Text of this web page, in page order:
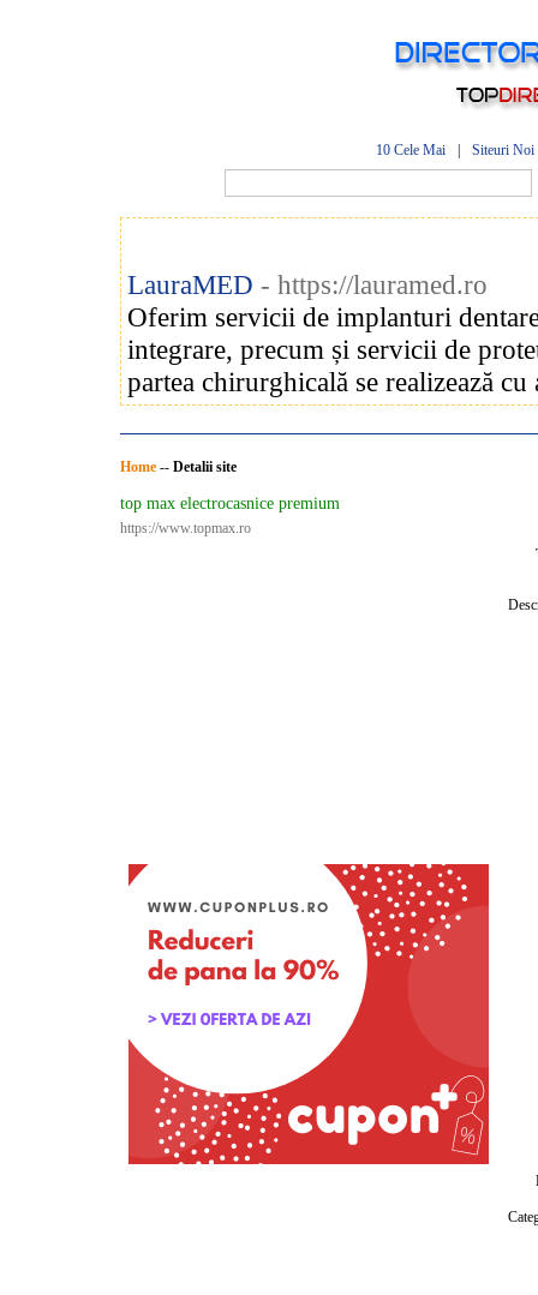
10 Cele Mai Siteuri Noi
LauraMED - https://lauramed.ro
Oferim servicii de implanturi
integrare, precum și servicii de
partea chirurghicală se realizează
Home -- Detalii site
top max electrocasnice premium
https://www.topmax.ro